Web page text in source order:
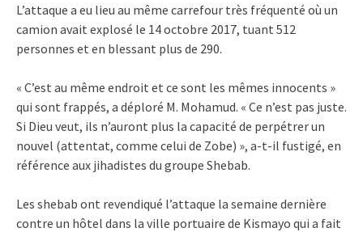
L’attaque a eu lieu au même carrefour très fréquenté où un
camion avait explosé le 14 octobre 2017, tuant 512
personnes et en blessant plus de 290.
« C’est au même endroit et ce sont les mêmes innocents »
qui sont frappés, a déploré M. Mohamud. « Ce n’est pas juste.
Si Dieu veut, ils n’auront plus la capacité de perpétrer un
nouvel (attentat, comme celui de Zobe) », a-t-il fustigé, en
référence aux jihadistes du groupe Shebab.
Les shebab ont revendiqué l’attaque la semaine dernière
contre un hôtel dans la ville portuaire de Kismayo qui a fait